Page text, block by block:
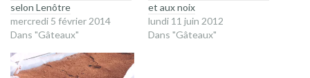
selon Lenôtre
mercredi 5 février 2014
Dans "Gâteaux"
et aux noix
lundi 11 juin 2012
Dans "Gâteaux"